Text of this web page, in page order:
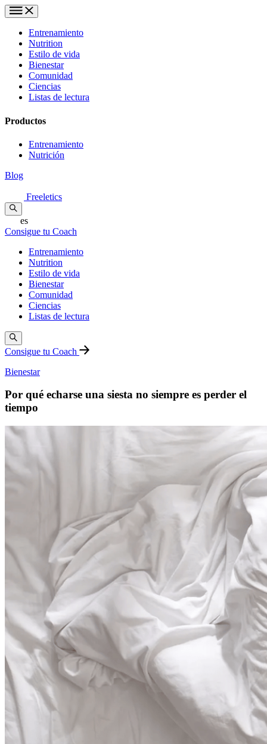
Entrenamiento
Nutrition
Estilo de vida
Bienestar
Comunidad
Ciencias
Listas de lectura
Productos
Entrenamiento
Nutrición
Blog
Freeletics
es
Consigue tu Coach
Entrenamiento
Nutrition
Estilo de vida
Bienestar
Comunidad
Ciencias
Listas de lectura
Consigue tu Coach
Bienestar
Por qué echarse una siesta no siempre es perder el
tiempo